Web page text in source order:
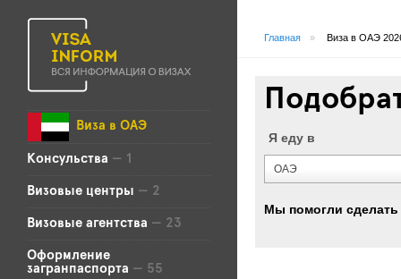
Виза в ОАЭ
Консульства — 1
Визовые центры — 2
Визовые агентства — 23
Оформление
загранпаспорта — 55
Главная » Виза в ОАЭ
Я еду в
ОАЭ
Мы помогли